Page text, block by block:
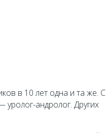
в 10 лет одна и та же. С
андролог. Других